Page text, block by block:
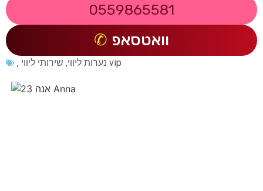
0559865581
וואטסאפ
, נערות ליווי, שירותי ליווי vip